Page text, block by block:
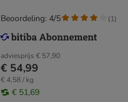
adviesprijs € 57,90
€ 54,99
€ 4,58 / kg
€ 51,69
Beoordeling: 4/5 (1)